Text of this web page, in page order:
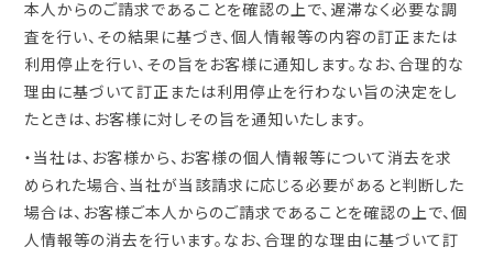
本人からのご請求であることを確認の上で、遅滞なく必要な調
査を行い、その結果に基づき、個人情報等の内容の訂正または
利用停止を行い、その旨をお客様に通知します。なお、合理的な
理由に基づいて訂正または利用停止を行わない旨の決定をし
たときは、お客様に対しその旨を通知いたします。
・当社は、お客様から、お客様の個人情報等について消去を求
められた場合、当社が当該請求に応じる必要があると判断した
場合は、お客様ご本人からのご請求であることを確認の上で、個
人情報等の消去を行います。なお、合理的な理由に基づいて訂